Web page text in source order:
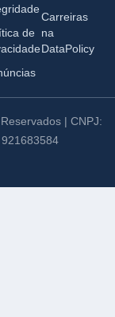
de
Carreiras
na
DataPolicy
| CNPJ: